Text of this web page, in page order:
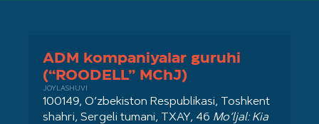
ADM kompaniyalar guruhi
(“ROODELL” MChJ)
JOYLASHUVI
100149, O‘zbekiston Respublikasi, Toshkent
shahri, Sergeli tumani, TXAY, 46 Mo‘ljal: Kia